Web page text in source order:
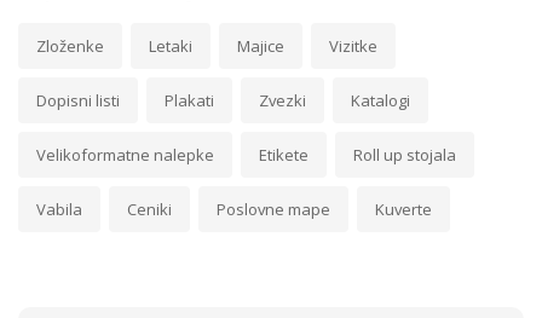
Zloženke Letaki Majice Vizitke
Dopisni listi Plakati Zvezki Katalogi
Velikoformatne nalepke Etikete Roll up stojala
Vabila Ceniki Poslovne mape Kuverte